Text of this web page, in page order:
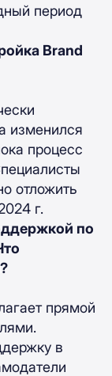
период
Brand
изменился
процесс
отложить
г.
по
прямой
в